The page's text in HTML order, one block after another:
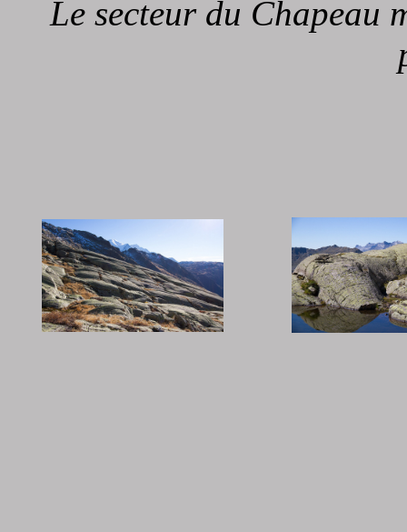
Le secteur du Chapeau